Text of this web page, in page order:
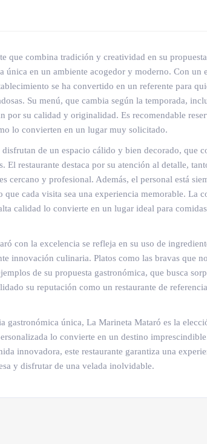
que combina tradición y creatividad en su
única en un ambiente acogedor y moderno. Con un
se ha convertido en un referente para
Su menú, que cambia según la temporada,
por su calidad y originalidad. Es recomendable
lo convierten en un lugar muy solicitado.
de un espacio cálido y bien decorado, que
El restaurante destaca por su atención al detalle,
cercano y profesional. Además, el personal está
que cada visita sea una experiencia memorable. La
calidad lo convierte en un lugar ideal para
con la excelencia se refleja en su uso de
innovación culinaria. Platos como las bravas que
de su propuesta gastronómica, que busca
su reputación como un restaurante de
gastronómica única, La Marineta Mataró es la
lo convierte en un destino
innovadora, este restaurante garantiza una
y disfrutar de una velada inolvidable.